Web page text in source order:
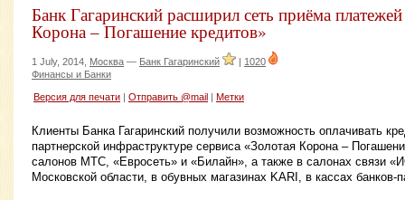
Банк Гагаринский расширил сеть приёма
Корона – Погашение кредитов»
1 July, 2014, Москва — Банк Гагаринский | 1020
Финансы и Банки
Версия для печати Отправить @mail Метки
Клиенты Банка Гагаринский получили возможность оплачивать
партнерской инфраструктуре сервиса «Золотая Корона –
салонов МТС, «Евросеть» и «Билайн», а также в салонах связи
Московской области, в обувных магазинах KARI, в кассах банков-